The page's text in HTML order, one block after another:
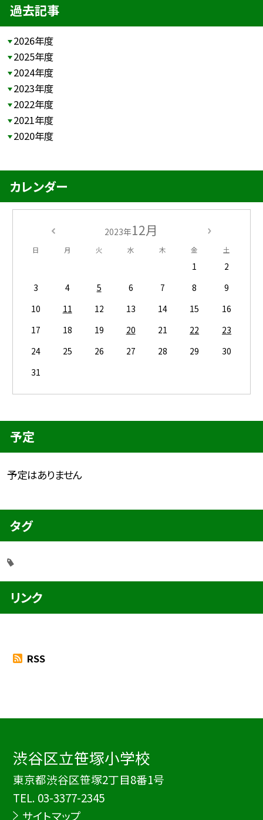
過去記事
2026年度
2025年度
2024年度
2023年度
2022年度
2021年度
2020年度
カレンダー
2023年12月
日 月 火 水 木 金 土
1
2
3
4 5 6 7 8
9
10
11 12 13 14 15
16
17
18 19 20 21 22
23
24
25 26 27 28 29
30
31
予定
予定はありません
タグ
リンク
RSS
渋谷区立笹塚小学校
東京都渋谷区笹塚2丁目8番1号
TEL. 03-3377-2345
サイトマップ